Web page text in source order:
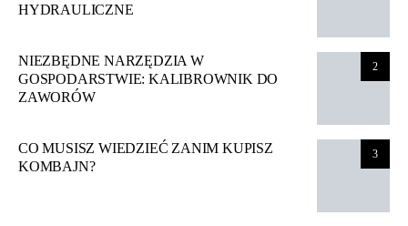
HYDRAULICZNE
2
NIEZBĘDNE NARZĘDZIA W
GOSPODARSTWIE: KALIBROWNIK DO
ZAWORÓW
3
CO MUSISZ WIEDZIEĆ ZANIM KUPISZ
KOMBAJN?